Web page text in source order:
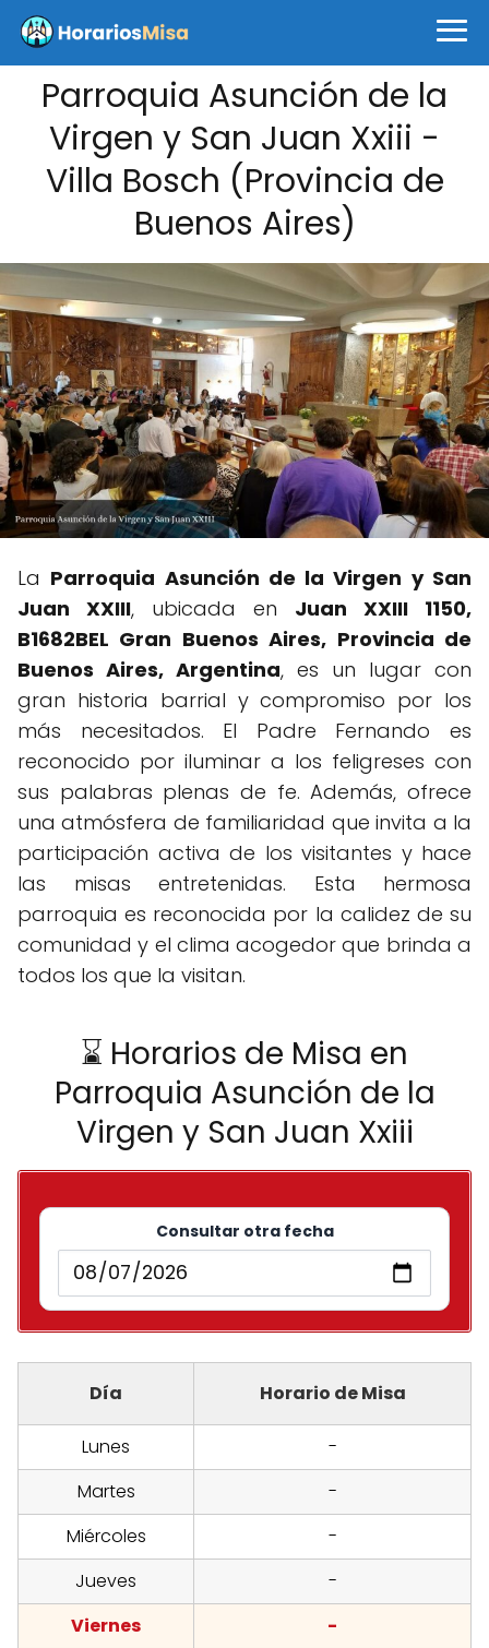
Parroquia Asunción de la
Virgen y San Juan Xxiii -
Villa Bosch (Provincia de
Buenos Aires)
La Parroquia Asunción de la Virgen y San
Juan XXIII, ubicada en Juan XXIII 1150,
B1682BEL Gran Buenos Aires, Provincia de
Buenos Aires, Argentina, es un lugar con
gran historia barrial y compromiso por los
más necesitados. El Padre Fernando es
reconocido por iluminar a los feligreses con
sus palabras plenas de fe. Además, ofrece
una atmósfera de familiaridad que invita a la
participación activa de los visitantes y hace
las misas entretenidas. Esta hermosa
parroquia es reconocida por la calidez de su
comunidad y el clima acogedor que brinda a
todos los que la visitan.
⌛ Horarios de Misa en
Parroquia Asunción de la
Virgen y San Juan Xxiii
Consultar otra fecha
Día Horario de Misa
Lunes
-
Martes
-
Miércoles
-
Jueves
-
Viernes
-